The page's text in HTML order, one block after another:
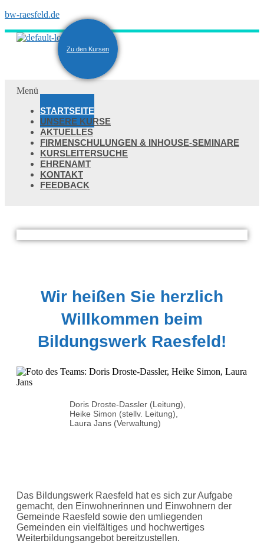
bw-raesfeld.de
Zu den Kursen
Menü
STARTSEITE
UNSERE KURSE
AKTUELLES
FIRMENSCHULUNGEN & INHOUSE-SEMINARE
KURSLEITERSUCHE
EHRENAMT
KONTAKT
FEEDBACK
Wir heißen Sie herzlich
Willkommen beim
Bildungswerk Raesfeld!
Doris Droste-Dassler (Leitung),
Heike Simon (stellv. Leitung),
Laura Jans (Verwaltung)
Das Bildungswerk Raesfeld hat es sich zur Aufgabe
gemacht, den Einwohnerinnen und Einwohnern der
Gemeinde Raesfeld sowie den umliegenden
Gemeinden ein vielfältiges und hochwertiges
Weiterbildungsangebot bereitzustellen.